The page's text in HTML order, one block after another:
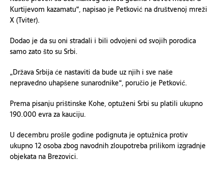
Kurtijevom kazamatu“, napisao je Petković na društvenoj mreži
X (Tviter).
Dodao je da su oni stradali i bili odvojeni od svojih porodica
samo zato što su Srbi.
„Država Srbija će nastaviti da bude uz njih i sve naše
nepravedno uhapšene sunarodnike“, poručio je Petković.
Prema pisanju prištinske Kohe, optuženi Srbi su platili ukupno
190.000 evra za kauciju.
U decembru prošle godine podignuta je optužnica protiv
ukupno 12 osoba zbog navodnih zloupotreba prilikom izgradnje
objekata na Brezovici.